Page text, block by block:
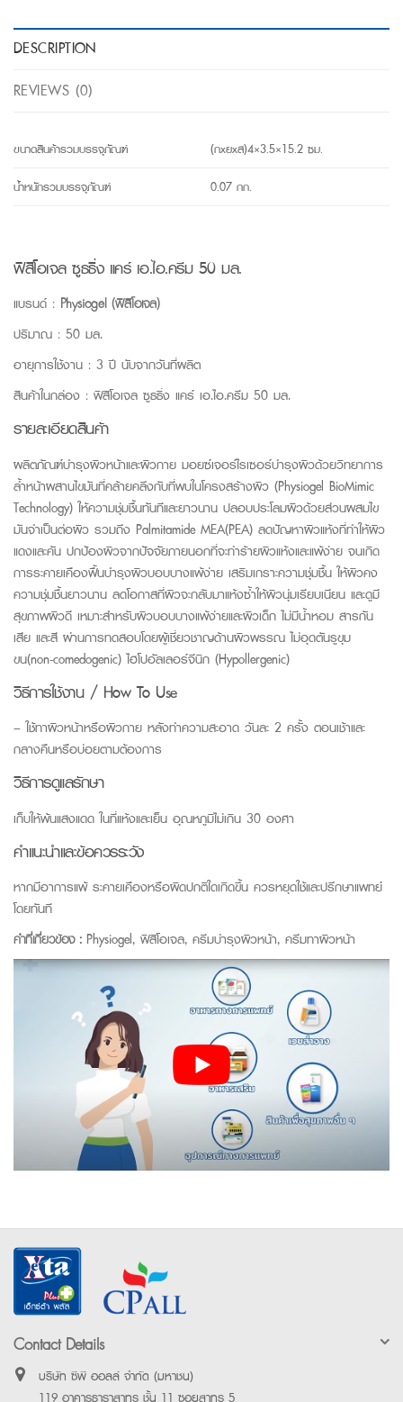
DESCRIPTION
REVIEWS (0)
ขนาดสินค้ารวมบรรจุภัณฑ์
(กxยxส)4×3.5×15.2 ซม.
น้ำหนักรวมบรรจุภัณฑ์
0.07 กก.
ฟิสิโอเจล ซูธธิ่ง แคร์ เอ.ไอ.ครีม 50 มล.
แบรนด์ : Physiogel (ฟิสิโอเจล)
ปริมาณ : 50 มล.
อายุการใช้งาน : 3 ปี นับจากวันที่ผลิต
สินค้าในกล่อง : ฟิสิโอเจล ซูธธิ่ง แคร์ เอ.ไอ.ครีม 50 มล.
รายละเอียดสินค้า
ผลิตภัณฑ์บำรุงผิวหน้าและผิวกาย มอยซ์เจอร์ไรเซอร์บำรุงผิวด้วยวิทยาการ
ล้ำหน้าผสานไขมันที่คล้ายคลึงกับที่พบในโครงสร้างผิว (Physiogel BioMimic
Technology) ให้ความชุ่มชื้นทันทีและยาวนาน ปลอบประโลมผิวด้วยส่วนผสมไข
มันจำเป็นต่อผิว รวมถึง Palmitamide MEA(PEA) ลดปัญหาผิวแห้งที่ทำให้ผิว
แดงและคัน ปกป้องผิวจากปัจจัยภายนอกที่จะทำร้ายผิวแห้งและแพ้ง่าย จนเกิด
การระคายเคืองฟื้นบำรุงผิวบอบบางแพ้ง่าย เสริมเกราะความชุ่มชื้น ให้ผิวคง
ความชุ่มชื้นยาวนาน ลดโอกาสที่ผิวจะกลับมาแห้งซ้ำให้ผิวนุ่มเรียบเนียน และดูมี
สุขภาพผิวดี เหมาะสำหรับผิวบอบบางแพ้ง่ายและผิวเด็ก ไม่มีน้ำหอม สารกัน
เสีย และสี ผ่านการทดสอบโดยผู้เชี่ยวชาญด้านผิวพรรณ ไม่อุดตันรูขุม
ขน(non-comedogenic) ไฮโปอัลเลอร์จีนิก (Hypollergenic)
วิธีการใช้งาน / How To Use
– ใช้ทาผิวหน้าหรือผิวกาย หลังทำความสะอาด วันละ 2 ครั้ง ตอนเช้าและ
กลางคืนหรือบ่อยตามต้องการ
วิธีการดูแลรักษา
เก็บให้พ้นแสงแดด ในที่แห้งและเย็น อุณหภูมิไม่เกิน 30 องศา
คำแนะนำและข้อควรระวัง
หากมีอาการแพ้ ระคายเคืองหรือผิดปกติใดเกิดขึ้น ควรหยุดใช้และปรึกษาแพทย์
โดยทันที
คำที่เกี่ยวข้อง : Physiogel, ฟิสิโอเจล, ครีมบำรุงผิวหน้า, ครีมทาผิวหน้า
Contact Details
บริษัท ซีพี ออลล์ จำกัด (มหาชน)
119 อาคารธาราสาทร ชั้น 11 ซอยสาทร 5